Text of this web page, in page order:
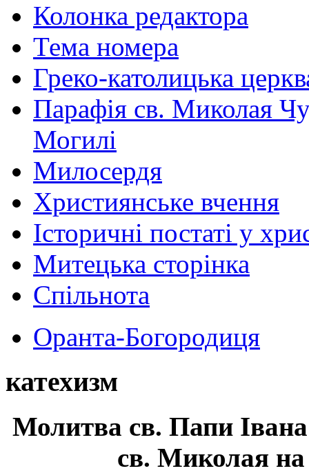
Колонка редактора
Тема номера
Греко-католицька
Парафія св. Миколая
Могилі
Милосердя
Християнське вчення
Історичні постаті у
Митецька сторінка
Спільнота
Оранта-Богородиця
катехизм
Молитва св. Папи
св. Миколая на